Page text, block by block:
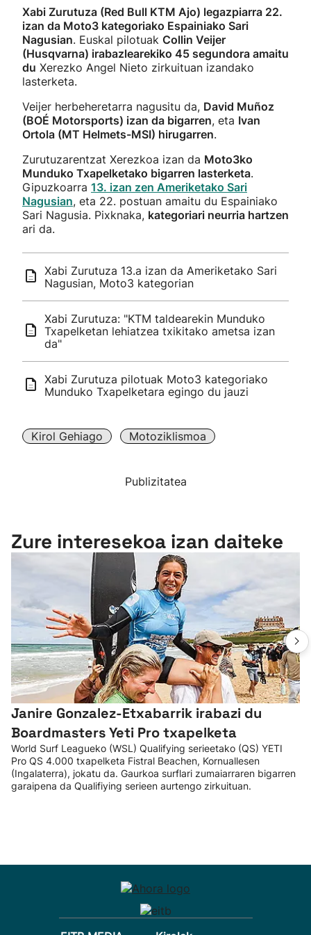
Xabi Zurutuza (Red Bull KTM Ajo) legazpiarra 22.
izan da Moto3 kategoriako Espainiako Sari
Nagusian. Euskal pilotuak Collin Veijer
(Husqvarna) irabazlearekiko 45 segundora amaitu
du Xerezko Angel Nieto zirkuituan izandako
lasterketa.
Veijer herbeheretarra nagusitu da, David Muñoz
(BOÉ Motorsports) izan da bigarren, eta Ivan
Ortola (MT Helmets-MSI) hirugarren.
Zurutuzarentzat Xerezkoa izan da Moto3ko
Munduko Txapelketako bigarren lasterketa.
Gipuzkoarra 13. izan zen Ameriketako Sari
Nagusian, eta 22. postuan amaitu du Espainiako
Sari Nagusia. Pixknaka, kategoriari neurria hartzen
ari da.
Xabi Zurutuza 13.a izan da Ameriketako Sari
Nagusian, Moto3 kategorian
Xabi Zurutuza: "KTM taldearekin Munduko
Txapelketan lehiatzea txikitako ametsa izan
da"
Xabi Zurutuza pilotuak Moto3 kategoriako
Munduko Txapelketara egingo du jauzi
Kirol Gehiago Motoziklismoa
Publizitatea
Zure interesekoa izan daiteke
Janire Gonzalez-Etxabarrik irabazi du
Boardmasters Yeti Pro txapelketa
World Surf Leagueko (WSL) Qualifying serieetako (QS) YETI
Pro QS 4.000 txapelketa Fistral Beachen, Kornuallesen
(Ingalaterra), jokatu da. Gaurkoa surflari zumaiarraren bigarren
garaipena da Qualifiying serieen aurtengo zirkuituan.